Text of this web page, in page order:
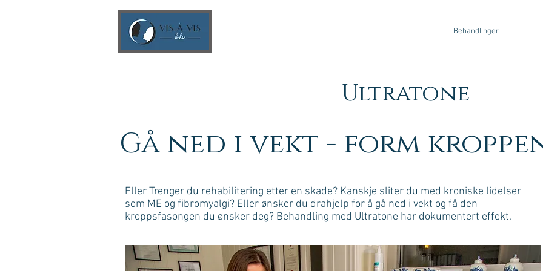
Behandlinger
Ultratone
Gå ned i vekt - form
Eller Trenger du rehabilitering etter en skade? Kanskje sliter du med kroniske lidelser
som ME og fibromyalgi? Eller ønsker du drahjelp for å gå ned i vekt og få den
kroppsfasongen du ønsker deg? Behandling med Ultratone har dokumentert effekt.